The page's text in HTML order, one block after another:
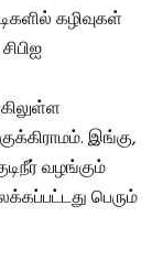
கழிவுகள்
இங்கு,
வழங்கும்
பெரும்